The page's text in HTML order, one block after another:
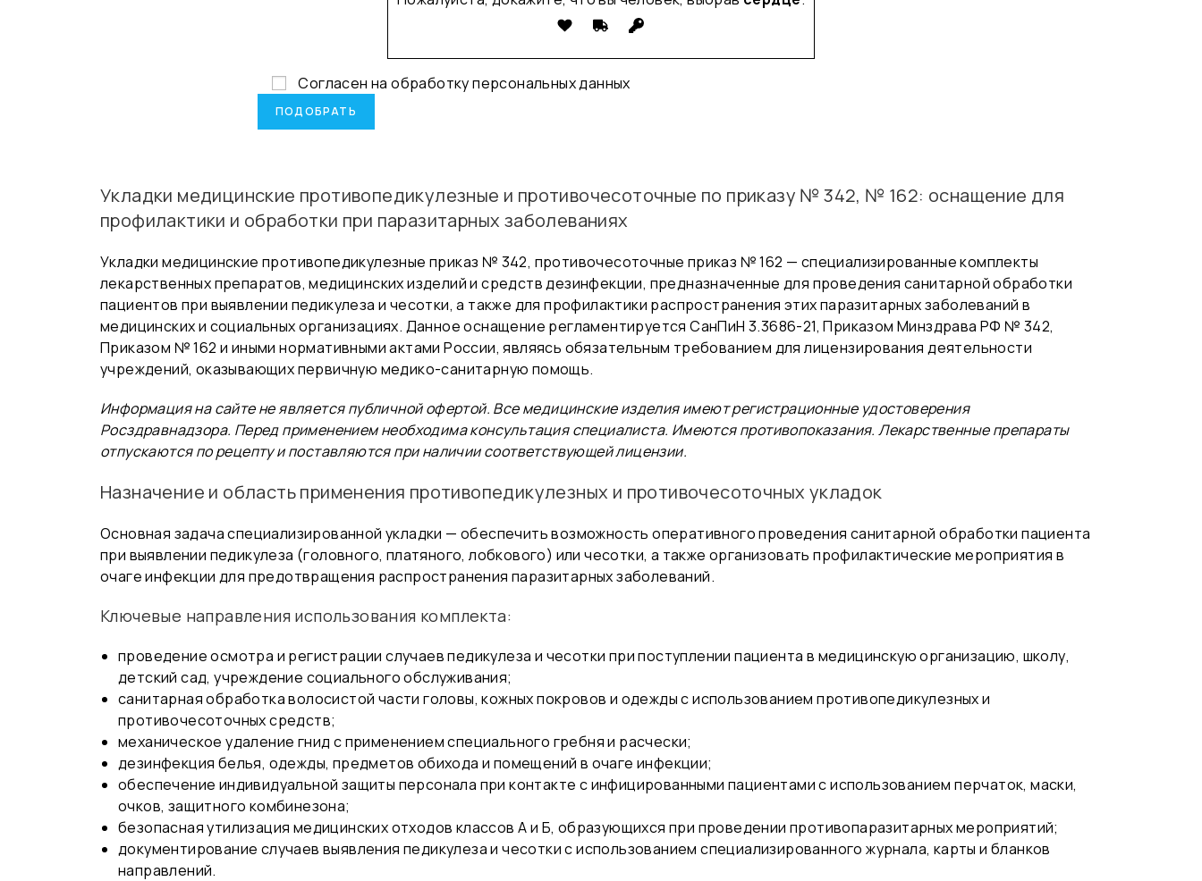
Согласен на обработкуперсональных данных
Укладки медицинские противопедикулезные и противочесоточные по приказу № 342, № 162: оснащение для
профилактики и обработки при паразитарных заболеваниях
Укладки медицинские противопедикулезные приказ № 342, противочесоточные приказ № 162 — специализированные комплекты
лекарственных препаратов, медицинских изделий и средств дезинфекции, предназначенные для проведения санитарной обработки
пациентов при выявлении педикулеза и чесотки, а также для профилактики распространения этих паразитарных заболеваний в
медицинских и социальных организациях. Данное оснащение регламентируется СанПиН 3.3686-21, Приказом Минздрава РФ № 342,
Приказом № 162 и иными нормативными актами России, являясь обязательным требованием для лицензирования деятельности
учреждений, оказывающих первичную медико-санитарную помощь.
Информация на сайте не является публичной офертой. Все медицинские изделия имеют регистрационные удостоверения
Росздравнадзора. Перед применением необходима консультация специалиста. Имеются противопоказания. Лекарственные препараты
отпускаются по рецепту и поставляются при наличии соответствующей лицензии.
Назначение и область применения противопедикулезных и противочесоточных укладок
Основная задача специализированной укладки — обеспечить возможность оперативного проведения санитарной обработки пациента
при выявлении педикулеза (головного, платяного, лобкового) или чесотки, а также организовать профилактические мероприятия в
очаге инфекции для предотвращения распространения паразитарных заболеваний.
Ключевые направления использования комплекта:
проведение осмотра и регистрации случаев педикулеза и чесотки при поступлении пациента в медицинскую организацию, школу,
детский сад, учреждение социального обслуживания;
санитарная обработка волосистой части головы, кожных покровов и одежды с использованием противопедикулезных и
противочесоточных средств;
механическое удаление гнид с применением специального гребня и расчески;
дезинфекция белья, одежды, предметов обихода и помещений в очаге инфекции;
обеспечение индивидуальной защиты персонала при контакте с инфицированными пациентами с использованием перчаток, маски,
очков, защитного комбинезона;
безопасная утилизация медицинских отходов классов А и Б, образующихся при проведении противопаразитарных мероприятий;
документирование случаев выявления педикулеза и чесотки с использованием специализированного журнала, карты и бланков
направлений.